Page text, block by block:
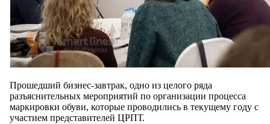
Прошедший бизнес-завтрак, одно из целого ряда
разъяснительных мероприятий по организации процесса
маркировки обуви, которые проводились в текущему году с
участием представителей ЦРПТ.